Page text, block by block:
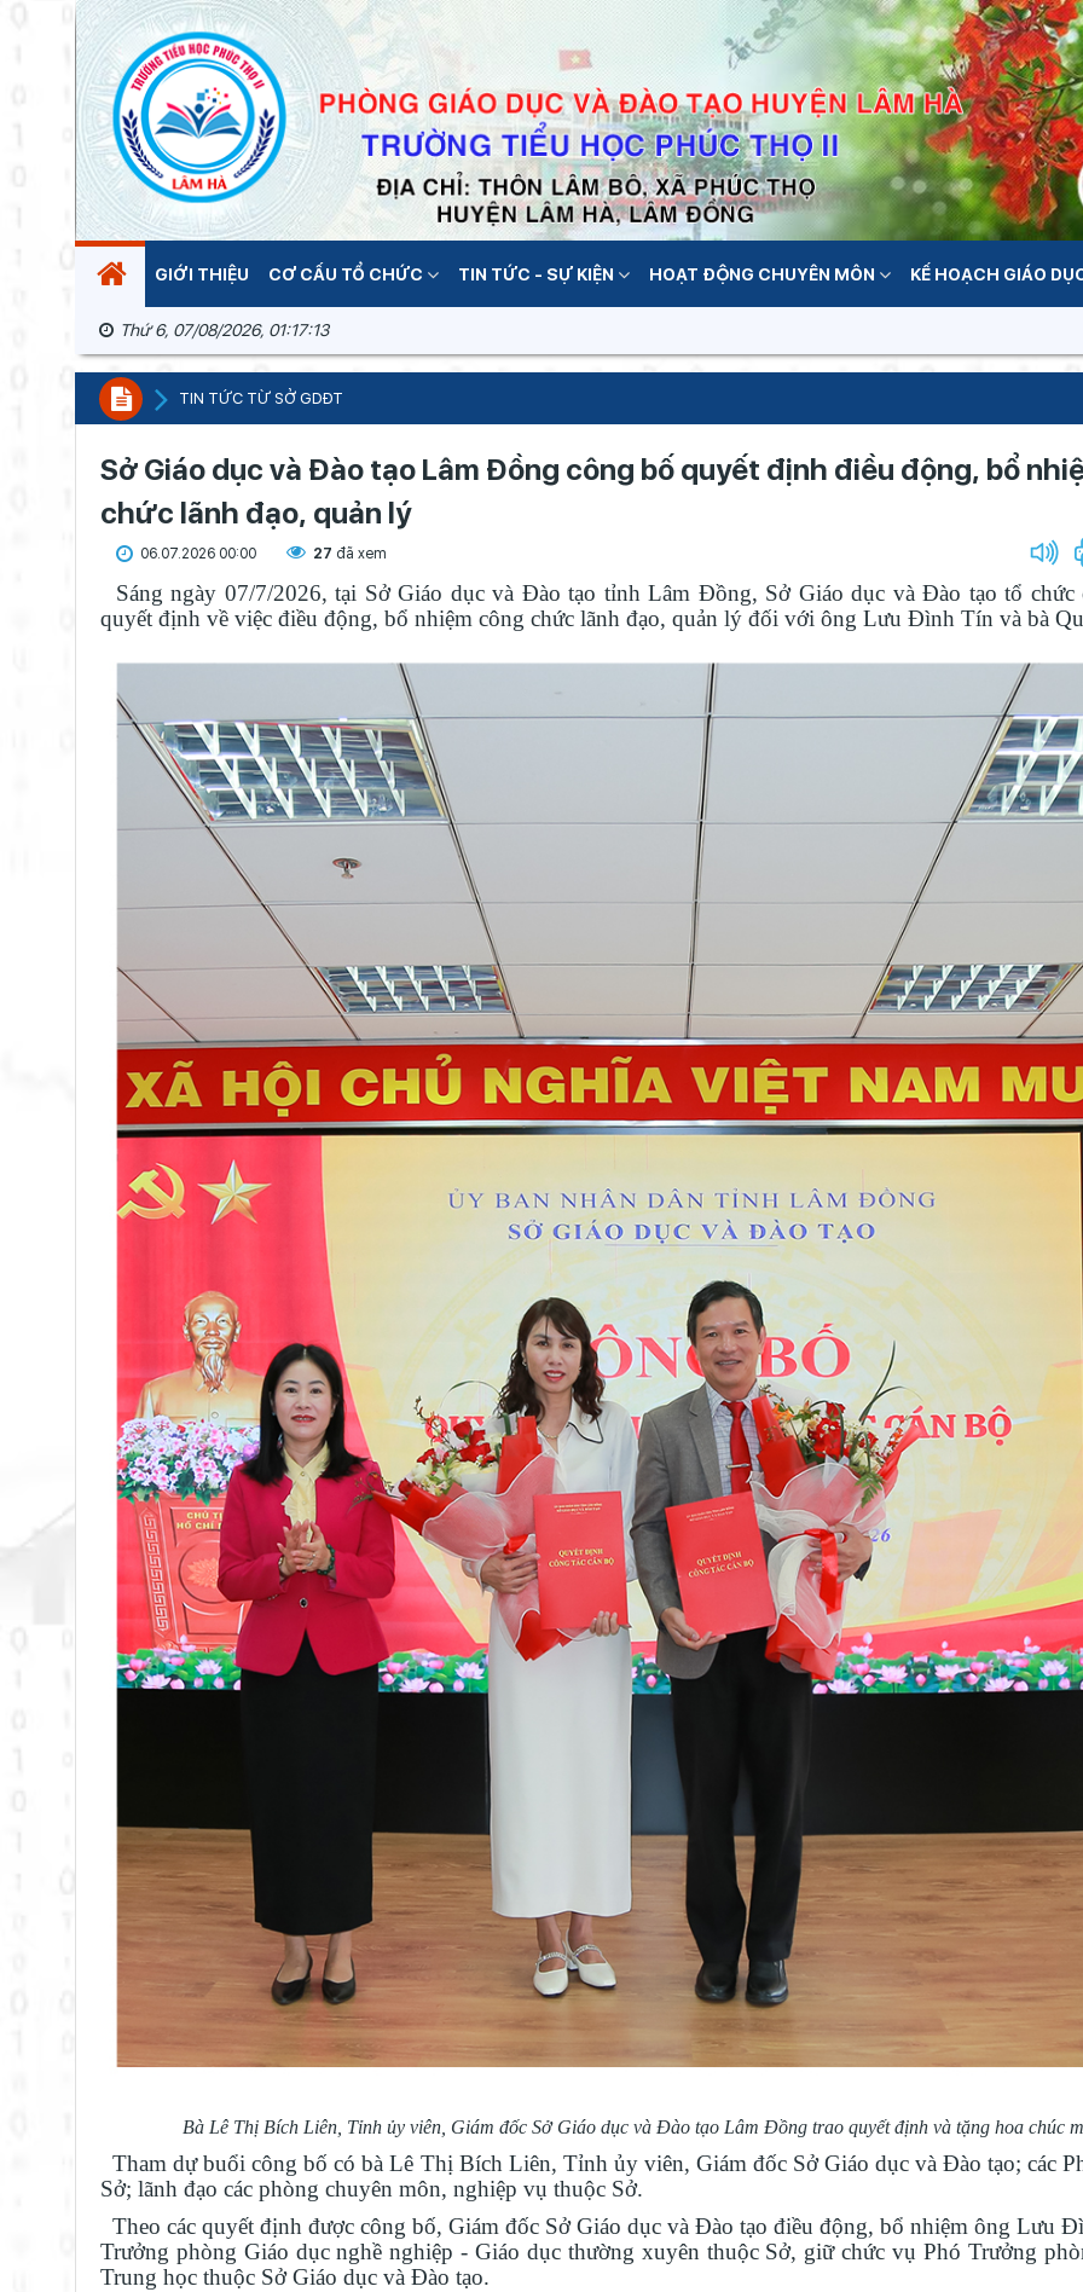
GIỚI THIỆU CƠ CẤU TỔ CHỨC TIN TỨC - SỰ KIỆN HOẠT ĐỘNG CHUYÊN MÔN KẾ HOẠCH GIÁO
Thứ 6, 07/08/2026, 01:17:15
TIN TỨC TỪ SỞ GDĐT
Sở Giáo dục và Đào tạo Lâm Đồng công bố quyết định điều động, bổ
chức lãnh đạo, quản lý
06.07.2026 00:00 27 đã xem
Sáng ngày 07/7/2026, tại Sở Giáo dục và Đào tạo tỉnh Lâm Đồng, Sở Giáo dục và Đào tạo tổ chức
quyết định về việc điều động, bổ nhiệm công chức lãnh đạo, quản lý đối với ông Lưu Đình Tín và bà
Bà Lê Thị Bích Liên, Tỉnh ủy viên, Giám đốc Sở Giáo dục và Đào tạo Lâm Đồng trao quyết định và tặng hoa chúc
Tham dự buổi công bố có bà Lê Thị Bích Liên, Tỉnh ủy viên, Giám đốc Sở Giáo dục và Đào tạo; các
Sở; lãnh đạo các phòng chuyên môn, nghiệp vụ thuộc Sở.
Theo các quyết định được công bố, Giám đốc Sở Giáo dục và Đào tạo điều động, bổ nhiệm ông Lưu
Trưởng phòng Giáo dục nghề nghiệp - Giáo dục thường xuyên thuộc Sở, giữ chức vụ Phó Trưởng
Trung học thuộc Sở Giáo dục và Đào tạo.